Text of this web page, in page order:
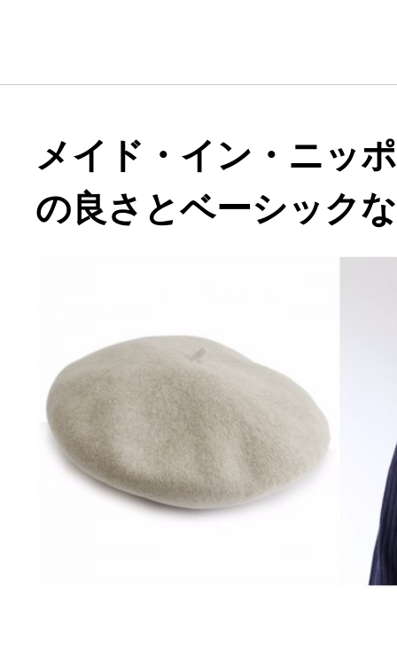
メイド・イン・ニッ
の良さとベーシック